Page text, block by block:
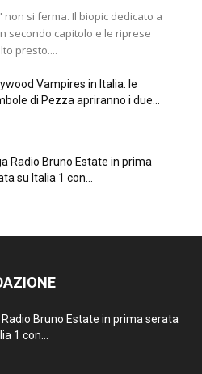
non si ferma. Il biopic dedicato a
secondo capitolo e le riprese
presto....
Vampires in Italia: le
di Pezza apriranno i due...
Radio Bruno Estate in prima
su Italia 1 con...
Bruno Estate in prima serata
1 con...